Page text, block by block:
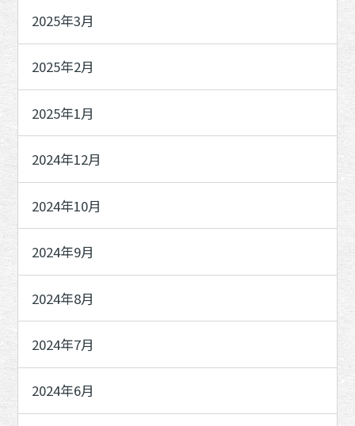
2025年3月
2025年2月
2025年1月
2024年12月
2024年10月
2024年9月
2024年8月
2024年7月
2024年6月